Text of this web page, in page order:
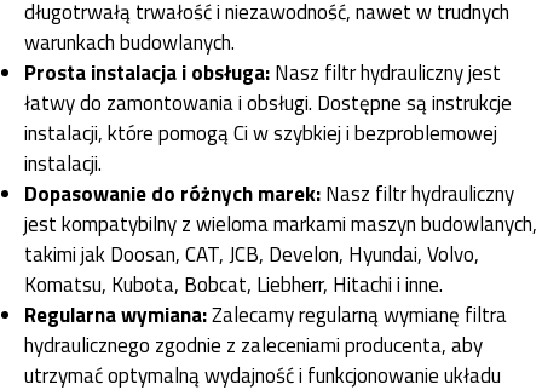
długotrwałą trwałość i niezawodność, nawet w trudnych
warunkach budowlanych.
Prosta instalacja i obsługa:Nasz filtr hydrauliczny jest
łatwy do zamontowania i obsługi. Dostępne są instrukcje
instalacji, które pomogą Ci w szybkiej i bezproblemowej
instalacji.
Dopasowanie do różnych marek:Nasz filtr hydrauliczny
jest kompatybilny z wieloma markami maszyn budowlanych,
takimi jak Doosan, CAT, JCB, Develon, Hyundai, Volvo,
Komatsu, Kubota, Bobcat, Liebherr, Hitachi i inne.
Regularna wymiana:Zalecamy regularną wymianę filtra
hydraulicznego zgodnie z zaleceniami producenta, aby
utrzymać optymalną wydajność i funkcjonowanie układu